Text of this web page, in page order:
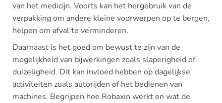
van het medicijn. Voorts kan het hergebruik van de
verpakking om andere kleine voorwerpen op te bergen,
helpen om afval te verminderen.
Daarnaast is het goed om bewust te zijn van de
mogelijkheid van bijwerkingen zoals slaperigheid of
duizeligheid. Dit kan invloed hebben op dagelijkse
activiteiten zoals autorijden of het bedienen van
machines. Begrijpen hoe Robaxin werkt en wat de